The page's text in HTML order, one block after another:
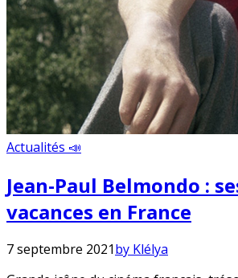
Actualités 📣
Jean-Paul Belmondo :
vacances en France
7 septembre 2021by Klélya